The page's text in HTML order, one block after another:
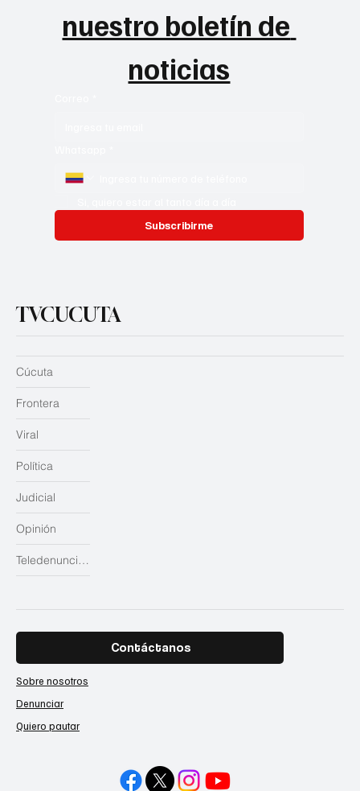
nuestro boletín de
noticias
Subscribirme
TVCUCUTA
Judicial
Opinión
Teledenuncias
Cúcuta
Frontera
Viral
Política
Contáctanos
Sobre nosotros
Denunciar
Quiero pautar